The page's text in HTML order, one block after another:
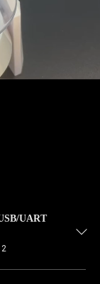
UART
CODES
UART